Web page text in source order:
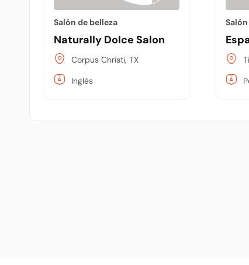
Salón de belleza
Naturally Dolce Salon
Corpus Christi, TX
Inglés